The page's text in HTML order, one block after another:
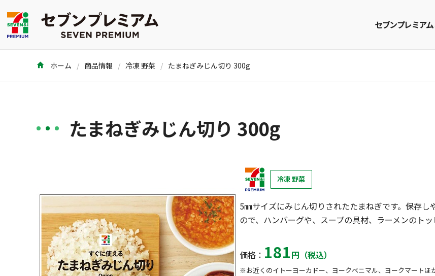
セブンプレミア
ホーム 商品情報 冷凍 野菜 たまねぎみじん切り 300g
たまねぎみじん切り 300g
冷凍 野菜
5㎜サイズにみじん切りされたたまねぎです。保存
ので、ハンバーグや、スープの具材、ラーメンのト
価格： 181円（税込）
※お近くのイトーヨーカドー、ヨークベニマル、ヨークマート